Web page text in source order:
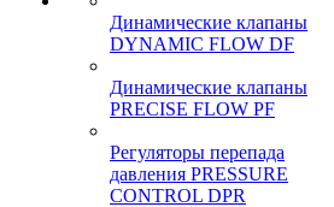
Динамические клапаны
DYNAMIC FLOW DF
Динамические клапаны
PRECISE FLOW PF
Регуляторы перепада
давления PRESSURE
CONTROL DPR